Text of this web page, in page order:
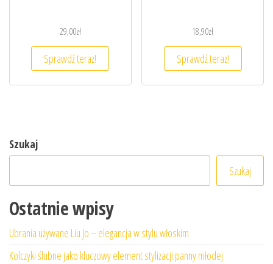
29,00zł
Sprawdź teraz!
18,90zł
Sprawdź teraz!
Szukaj
Szukaj
Ostatnie wpisy
Ubrania używane Liu Jo – elegancja w stylu włoskim
Kolczyki ślubne jako kluczowy element stylizacji panny młodej